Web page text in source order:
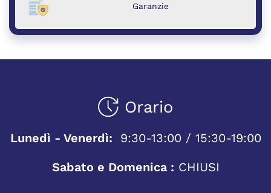
Garanzie
Orario
Lunedì - Venerdì:
9:30-13:00 / 15:30-19:00
Sabato e Domenica : CHIUSI